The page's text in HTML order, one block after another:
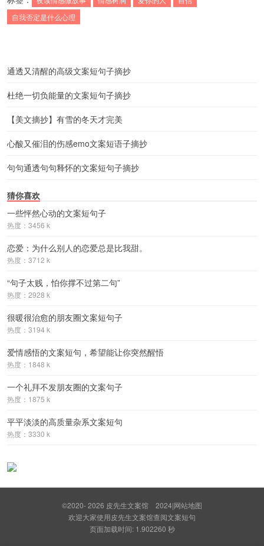
自我否定是什么心理
通透又清醒的高级文案短句子摘抄
杜绝一切负能量的文案短句子摘抄
【美文摘抄】有雪的冬天才完美
心酸又催泪的伤感emo文案短语子摘抄
句句通透句句释怀的文案短句子摘抄
猜你喜欢
一些怦然心动的文案短句子
热度：3456 k
恋爱：为什么别人的恋爱总是比我甜。
热度：3712 k
“句子太贱，怕你撑不过第二句”
热度：2928 k
很暖很治愈的朋友圈文案短句子
热度：3194 k
爱情感悟的文案短句，希望能让你突然醒悟
热度：1848 k
一个礼拜不发朋友圈的文案句子
热度：1875 k
平平淡淡的高质量杂系文案短句
热度：3330 k
©2020- 2026 皮先生文案馆 2024|网站地图
欢迎大家使用皮先生文案馆查阅文案短句
页面加载时间: 1.902260 秒